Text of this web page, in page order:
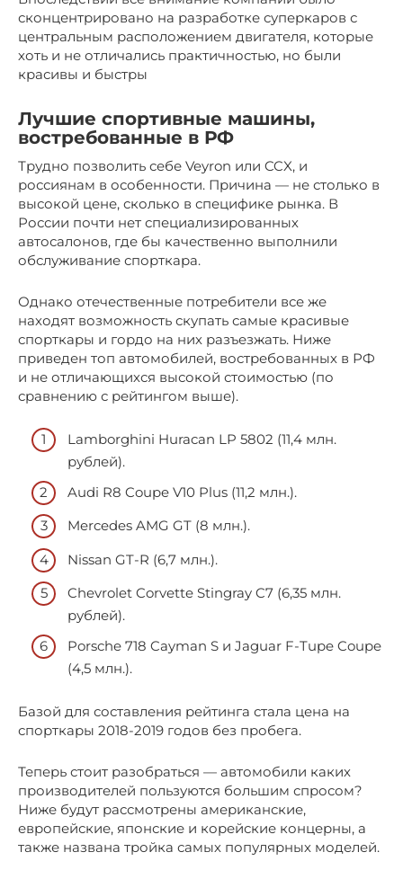
сконцентрировано на разработке суперкаров с
центральным расположением двигателя, которые
хоть и не отличались практичностью, но были
красивы и быстры
Лучшие спортивные машины,
востребованные в РФ
Трудно позволить себе Veyron или CCX, и
россиянам в особенности. Причина — не столько в
высокой цене, сколько в специфике рынка. В
России почти нет специализированных
автосалонов, где бы качественно выполнили
обслуживание спорткара.
Однако отечественные потребители все же
находят возможность скупать самые красивые
спорткары и гордо на них разъезжать. Ниже
приведен топ автомобилей, востребованных в РФ
и не отличающихся высокой стоимостью (по
сравнению с рейтингом выше).
Lamborghini Huracan LP 5802 (11,4 млн.
рублей).
Audi R8 Coupe V10 Plus (11,2 млн.).
Mercedes AMG GT (8 млн.).
Nissan GT-R (6,7 млн.).
Chevrolet Corvette Stingray C7 (6,35 млн.
рублей).
Porsche 718 Cayman S и Jaguar F-Tupe Coupe
(4,5 млн.).
Базой для составления рейтинга стала цена на
спорткары 2018-2019 годов без пробега.
Теперь стоит разобраться — автомобили каких
производителей пользуются большим спросом?
Ниже будут рассмотрены американские,
европейские, японские и корейские концерны, а
также названа тройка самых популярных моделей.